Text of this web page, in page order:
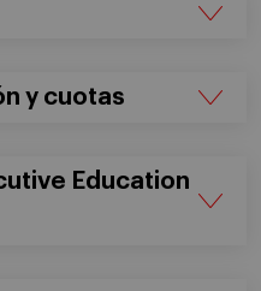
y cuotas
Education